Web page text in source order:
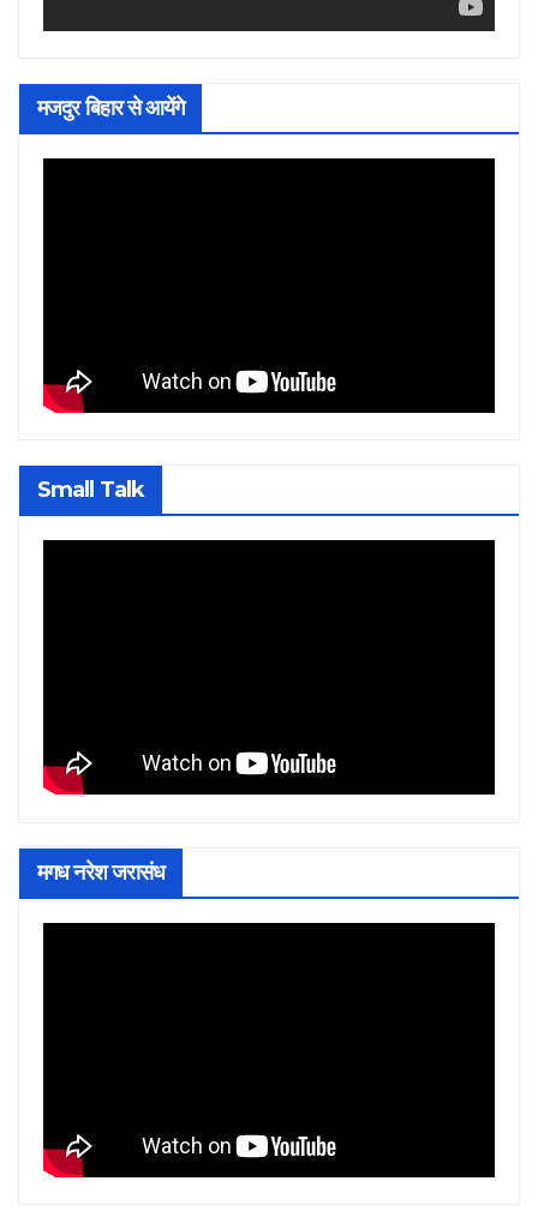
मजदुर बिहार से आयेंगे
Small Talk
मगध नरेश जरासंध